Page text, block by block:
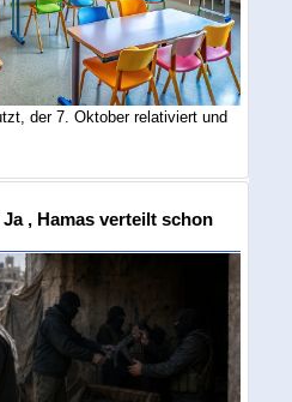
der 7. Oktober relativiert und
, Hamas verteilt schon